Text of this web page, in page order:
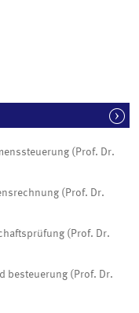
(Prof. Dr.
(Prof. Dr.
(Prof. Dr.
besteuerung (Prof. Dr.